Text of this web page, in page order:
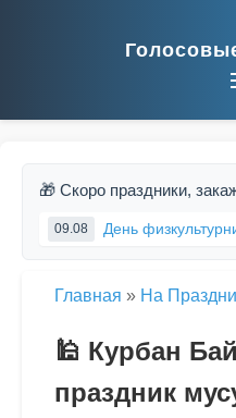
🎁 Скоро праздники,
09.08 День
Главная » На
🕌 Курбан
праздник